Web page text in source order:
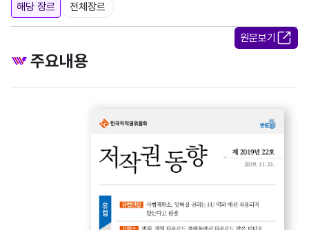
해당 장르
전체장르
원문보기
주요내용